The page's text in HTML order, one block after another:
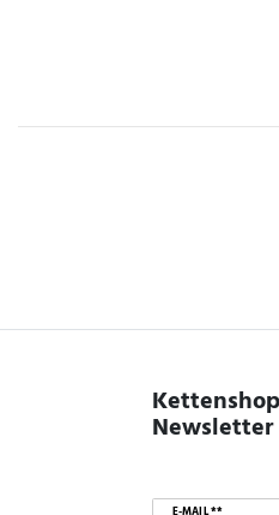
Newsletter